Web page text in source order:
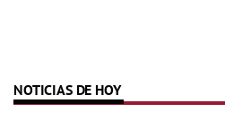
NOTICIAS DE HOY